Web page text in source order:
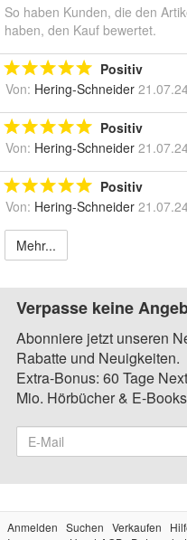
So haben Kunden, die den
haben, den Kauf bewertet.
Positiv
Von: Hering-Schneider
Positiv
Von: Hering-Schneider
Positiv
Von: Hering-Schneider
Mehr...
Verpasse keine
Abonniere jetzt unseren
Rabatte und Neuigkeiten.
Extra-Bonus: 60 Tage
Mio. Hörbücher & E-
Anmelden Suchen Verkaufen